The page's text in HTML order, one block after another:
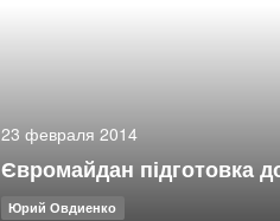
23 февраля 2014
Євромайдан підготовка
Юрий Овдиенко